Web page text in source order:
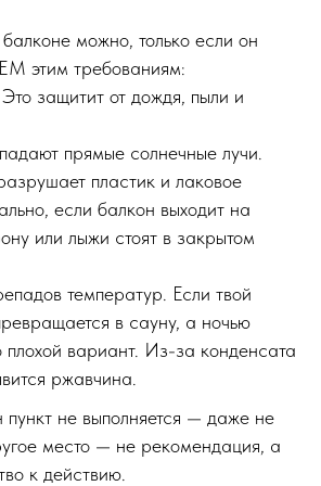
можно, только если он
этим требованиям:
защитит от дождя, пыли и
прямые солнечные лучи.
пластик и лаковое
если балкон выходит на
или лыжи стоят в закрытом
температур. Если твой
в сауну, а ночью
плохой вариант. Из-за конденсата
ржавчина.
пункт не выполняется — даже не
место — не рекомендация, а
к действию.